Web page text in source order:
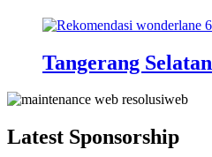
Tangerang Selatan
Latest Sponsorship